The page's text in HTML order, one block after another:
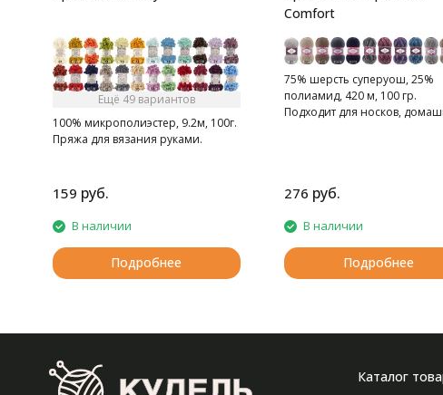
Ещё 49 вариантов
100% микрополиэстер, 9.2м, 100г.
Пряжа для вязания руками.
159 руб.
В наличии
Подробнее
Comfort
75% шерсть суперуош, 25%
полиамид, 420 м, 100 гр.
Подходит для носков,
276 руб.
В наличии
Подробнее
Каталог